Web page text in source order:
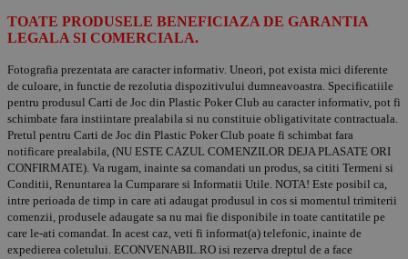
TOATE PRODUSELE BENEFICIAZA DE GARANTIA
LEGALA SI COMERCIALA.
Fotografia prezentata are caracter informativ. Uneori, pot exista mici diferente
de culoare, in functie de rezolutia dispozitivului dumneavoastra. Specificatiile
pentru produsul Carti de Joc din Plastic Poker Club au caracter informativ, pot fi
schimbate fara instiintare prealabila si nu constituie obligativitate contractuala.
Pretul pentru Carti de Joc din Plastic Poker Club poate fi schimbat fara
notificare prealabila, (NU ESTE CAZUL COMENZILOR DEJA PLASATE ORI
CONFIRMATE). Va rugam, inainte sa comandati un produs, sa cititi Termeni si
Conditii, Renuntarea la Cumparare si Informatii Utile. NOTA! Este posibil ca,
intre perioada de timp in care ati adaugat produsul in cos si momentul trimiterii
comenzii, produsele adaugate sa nu mai fie disponibile in toate cantitatile pe
care le-ati comandat. In acest caz, veti fi informat(a) telefonic, inainte de
expedierea coletului. ECONVENABIL.RO isi rezerva dreptul de a face